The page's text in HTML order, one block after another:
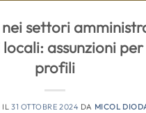
nei settori
assunzioni
profili
31 OTTOBRE 2024 DA MICOL